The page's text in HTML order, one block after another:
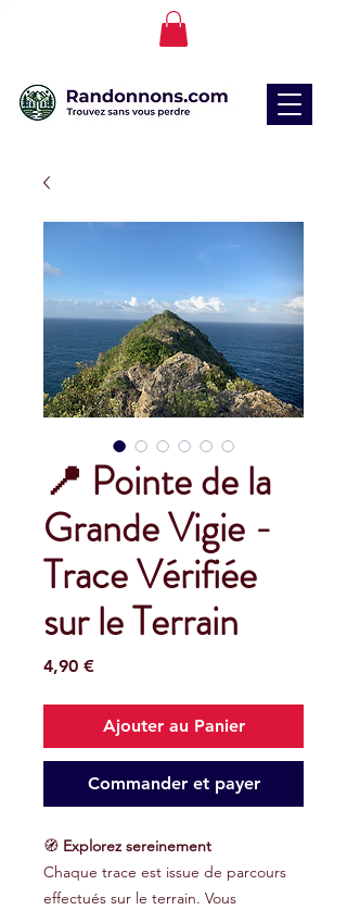
📍 Pointe de la
Grande Vigie -
Trace Vérifiée
sur le Terrain
4,90 €Prix
Ajouter au Panier
Commander et payer
🧭 Explorez sereinement
Chaque trace est issue de parcours
effectués sur le terrain. Vous